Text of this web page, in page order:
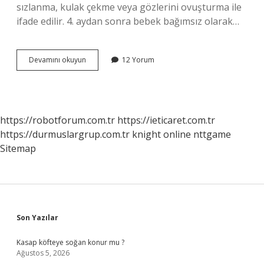
sızlanma, kulak çekme veya gözlerini ovuşturma ile
ifade edilir. 4. aydan sonra bebek bağımsız olarak…
Devamını okuyun Çocuklar
Kaç
12 Yorum
https://robotforum.com.tr https://ieticaret.com.tr
https://durmuslargrup.com.tr knight online nttgame
Sitemap
Sidebar
Son Yazılar
Kasap köfteye soğan konur mu ?
Ağustos 5, 2026